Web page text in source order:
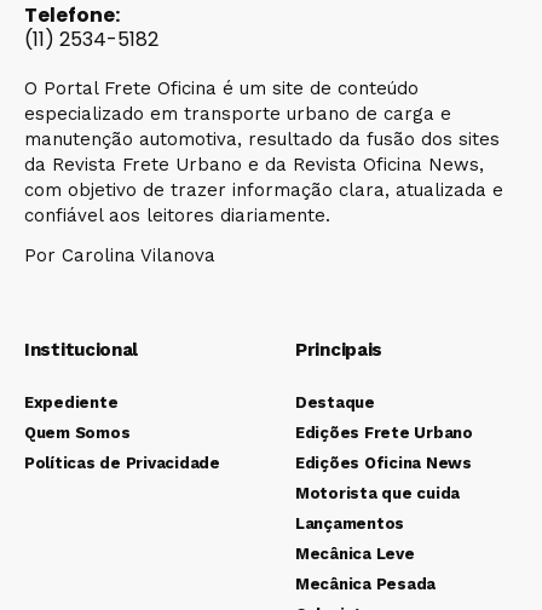
Telefone:
(11) 2534-5182
O Portal Frete Oficina é um site de conteúdo
especializado em transporte urbano de carga e
manutenção automotiva, resultado da fusão dos sites
da Revista Frete Urbano e da Revista Oficina News,
com objetivo de trazer informação clara, atualizada e
confiável aos leitores diariamente.
Por Carolina Vilanova
Institucional
Expediente
Quem Somos
Políticas de Privacidade
Principais
Destaque
Edições Frete Urbano
Edições Oficina News
Motorista que cuida
Lançamentos
Mecânica Leve
Mecânica Pesada